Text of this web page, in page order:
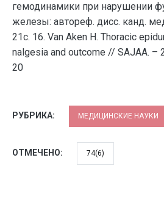
гемодинамики при нарушении
железы: автореф. дисс. канд.
21с. 16. Van Aken H. Thoracic
nalgesia and outcome // SAJAA. –
20
РУБРИКА: МЕДИЦИНСКИЕ НАУКИ
ОТМЕЧЕНО: 74(6)